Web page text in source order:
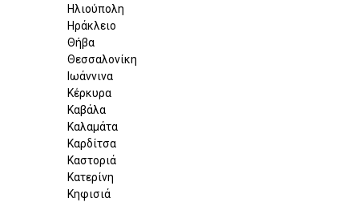
Ηλιούπολη
Ηράκλειο
Θήβα
Θεσσαλονίκη
Ιωάννινα
Κέρκυρα
Καβάλα
Καλαμάτα
Καρδίτσα
Καστοριά
Κατερίνη
Κηφισιά